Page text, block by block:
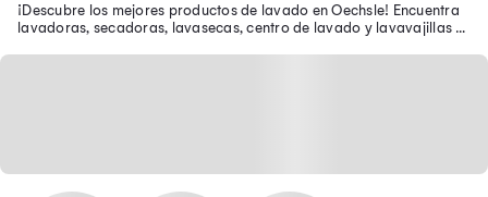
¡Descubre los mejores productos de lavado en Oechsle! Encuentra
lavadoras, secadoras, lavasecas, centro de lavado y lavavajillas a